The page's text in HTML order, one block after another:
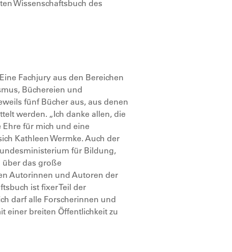
Wissenschaftsbuch des
Fachjury aus den Bereichen
Büchereien und
fünf Bücher aus, aus denen
werden. „Ich danke allen, die
für mich und eine
Kathleen Wermke. Auch der
für Bildung,
über das große
Autorinnen und Autoren der
ist fixer Teil der
darf alle Forscherinnen und
einer breiten Öffentlichkeit zu